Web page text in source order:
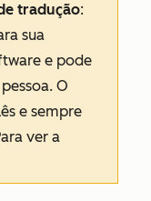
tradução:
sua
e pode
O
e sempre
ver a